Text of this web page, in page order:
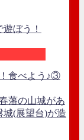
食べよう♪③
藩の山城があ
城(展望台)が造